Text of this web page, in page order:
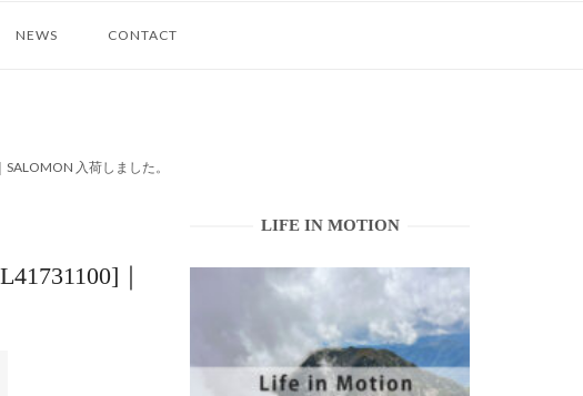
NEWS CONTACT
SALOMON 入荷しました。
｜
LIFE IN MOTION